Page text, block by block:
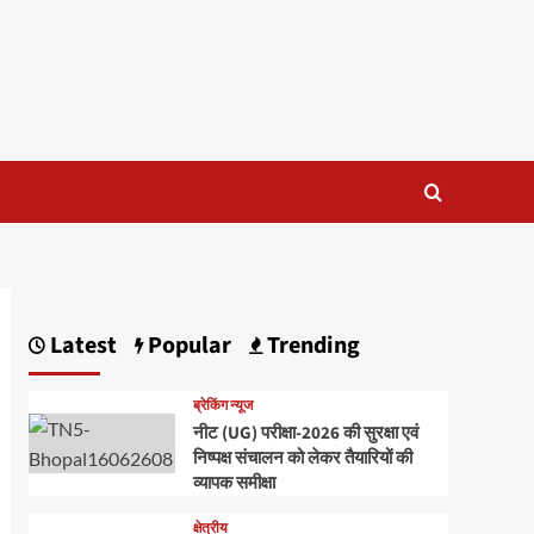
Latest Popular Trending
ब्रेकिंग न्यूज
नीट (UG) परीक्षा-2026 की सुरक्षा एवं
निष्पक्ष संचालन को लेकर तैयारियों की
व्यापक समीक्षा
क्षेत्रीय